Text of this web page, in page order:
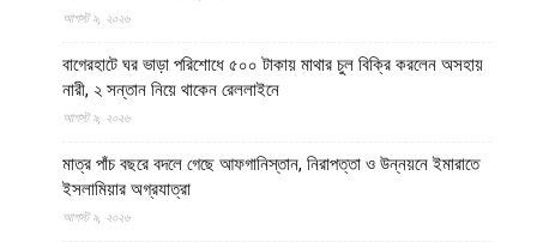
আগস্ট ৯, ২০২৬
বাগেরহাটে ঘর ভাড়া পরিশোধে ৫০০ টাকায় মাথার চুল বিক্রি করলেন অসহায়
নারী, ২ সন্তান নিয়ে থাকেন রেললাইনে
আগস্ট ৯, ২০২৬
মাত্র পাঁচ বছরে বদলে গেছে আফগানিস্তান, নিরাপত্তা ও উন্নয়নে ইমারাতে
ইসলামিয়ার অগ্রযাত্রা
আগস্ট ৯, ২০২৬